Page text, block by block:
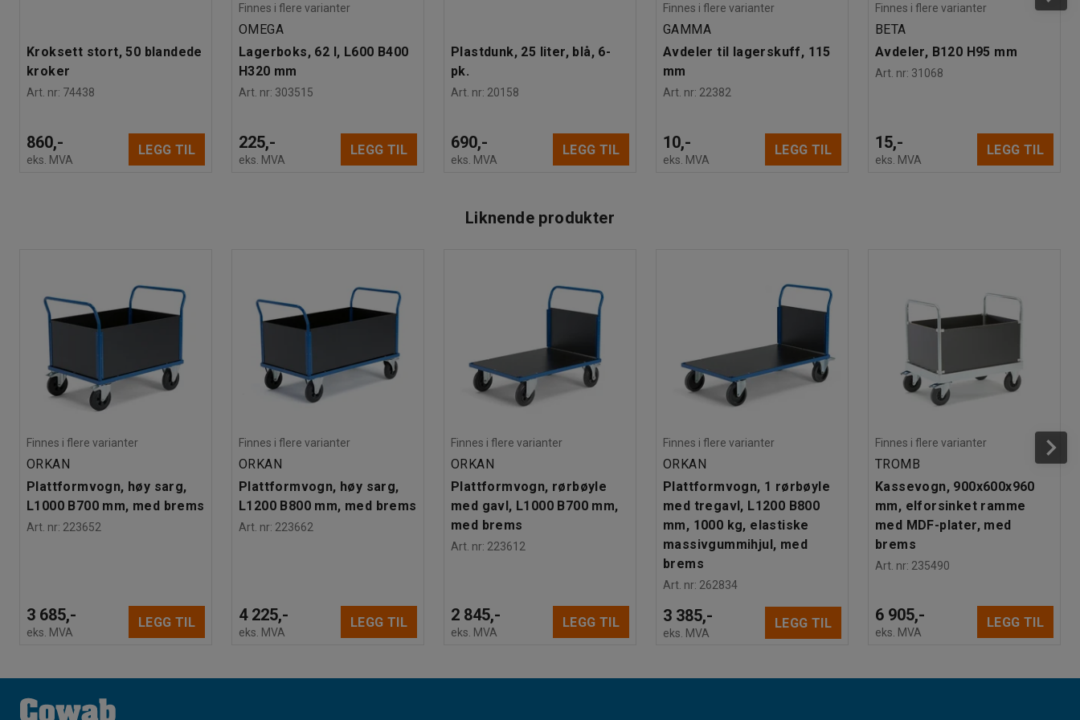
Kroksett stort, 50 blandede
kroker
Art. nr: 74438
860,-
eks. MVA
LEGG TIL
Finnes i flere varianter
OMEGA
Lagerboks, 62 l, L600 B400
H320 mm
Art. nr: 303515
225,-
eks. MVA
LEGG TIL
Plastdunk, 25 liter, blå, 6-
pk.
Art. nr: 20158
690,-
eks. MVA
LEGG TIL
Finnes i flere varianter
GAMMA
Avdeler til lagerskuff, 115
mm
Art. nr: 22382
10,-
eks. MVA
LEGG TIL
Finnes i flere varianter
BETA
Avdeler, B120 H95 mm
Art. nr: 31068
15,-
eks. MVA
LEGG TIL
Liknende produkter
Finnes i flere varianter
ORKAN
Plattformvogn, høy sarg,
L1000 B700 mm, med brems
Art. nr: 223652
3 685,-
eks. MVA
LEGG TIL
Finnes i flere varianter
ORKAN
Plattformvogn, høy sarg,
L1200 B800 mm, med brems
Art. nr: 223662
4 225,-
eks. MVA
LEGG TIL
Finnes i flere varianter
ORKAN
Plattformvogn, rørbøyle
med gavl, L1000 B700 mm,
med brems
Art. nr: 223612
2 845,-
eks. MVA
LEGG TIL
Finnes i flere varianter
ORKAN
Plattformvogn, 1 rørbøyle
med tregavl, L1200 B800
mm, 1000 kg, elastiske
massivgummihjul, med
brems
Art. nr: 262834
3 385,-
eks. MVA
LEGG TIL
Finnes i flere varianter
TROMB
Kassevogn, 900x600x960
mm, elforsinket ramme
med MDF-plater, med
brems
Art. nr: 235490
6 905,-
eks. MVA
LEGG TIL